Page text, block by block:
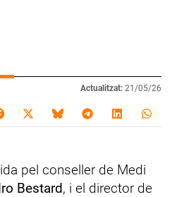
Actualitzat: 21/05/26
pel conseller de Medi
Bestard, i el director de